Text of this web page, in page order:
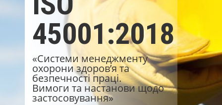
45001:2018
«Системи менеджменту
охорони здоров’я та
безпечності праці.
Вимоги та настанови щодо
застосовування»